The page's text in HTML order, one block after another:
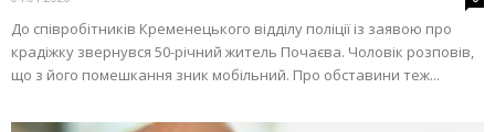
До співробітників Кременецького відділу поліції із заявою про
крадіжку звернувся 50-річний житель Почаєва. Чоловік розповів,
що з його помешкання зник мобільний. Про обставини теж...